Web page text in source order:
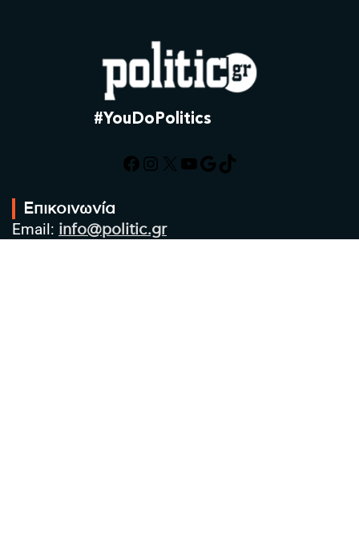
#YouDoPolitics
Facebook
Instagram
X YouTube
Google
TikTok
Επικοινωνία
Email: info@politic.gr